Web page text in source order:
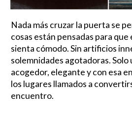
Nada más cruzar la puerta se
cosas están pensadas para que
sienta cómodo. Sin artificios
solemnidades agotadoras. Solo
acogedor, elegante y con esa
los lugares llamados a
encuentro.